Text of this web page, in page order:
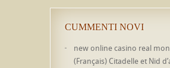
CUMMENTI NOVI
new online casino real
(Français) Citadelle et Nid